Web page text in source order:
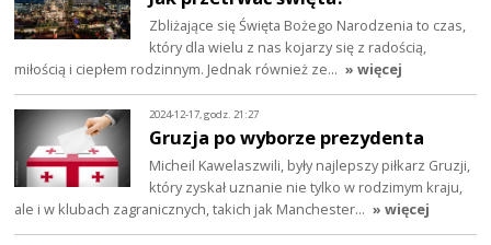
Zbliżające się Święta Bożego Narodzenia to czas,
który dla wielu z nas kojarzy się z radością,
miłością i ciepłem rodzinnym. Jednak również ze… » więcej
2024-12-17, godz. 21:27
Gruzja po wyborze prezydenta
Micheil Kawelaszwili, były najlepszy piłkarz Gruzji,
który zyskał uznanie nie tylko w rodzimym kraju,
ale i w klubach zagranicznych, takich jak Manchester… » więcej